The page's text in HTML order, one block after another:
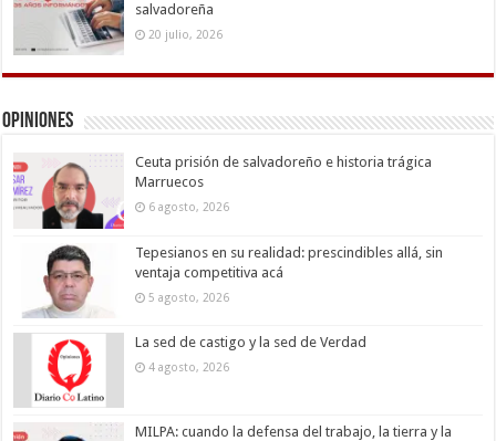
salvadoreña
20 julio, 2026
Opiniones
Ceuta prisión de salvadoreño e historia trágica
Marruecos
6 agosto, 2026
Tepesianos en su realidad: prescindibles allá, sin
ventaja competitiva acá
5 agosto, 2026
La sed de castigo y la sed de Verdad
4 agosto, 2026
MILPA: cuando la defensa del trabajo, la tierra y la